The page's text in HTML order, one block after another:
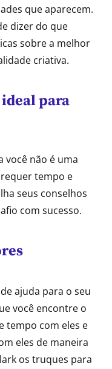
que aparecem.
dizer do que
sobre a melhor
criativa.
para
não é uma
tempo e
seus conselhos
com sucesso.
ajuda para o seu
você encontre o
tempo com eles e
eles de maneira
os truques para